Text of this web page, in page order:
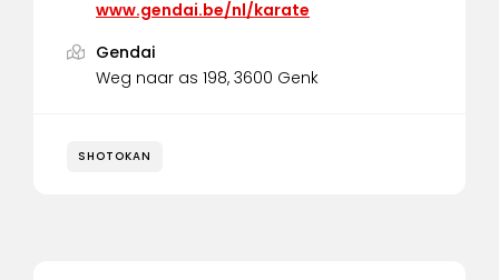
www.gendai.be/nl/karate
Gendai
Weg naar as 198, 3600 Genk
SHOTOKAN